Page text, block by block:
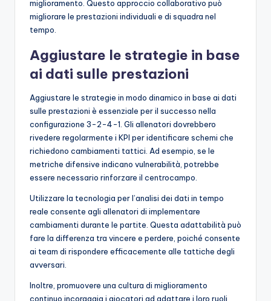
miglioramento. Questo approccio collaborativo può
migliorare le prestazioni individuali e di squadra nel
tempo.
Aggiustare le strategie in base
ai dati sulle prestazioni
Aggiustare le strategie in modo dinamico in base ai dati
sulle prestazioni è essenziale per il successo nella
configurazione 3-2-4-1. Gli allenatori dovrebbero
rivedere regolarmente i KPI per identificare schemi che
richiedono cambiamenti tattici. Ad esempio, se le
metriche difensive indicano vulnerabilità, potrebbe
essere necessario rinforzare il centrocampo.
Utilizzare la tecnologia per l’analisi dei dati in tempo
reale consente agli allenatori di implementare
cambiamenti durante le partite. Questa adattabilità può
fare la differenza tra vincere e perdere, poiché consente
ai team di rispondere efficacemente alle tattiche degli
avversari.
Inoltre, promuovere una cultura di miglioramento
continuo incoraggia i giocatori ad adattare i loro ruoli